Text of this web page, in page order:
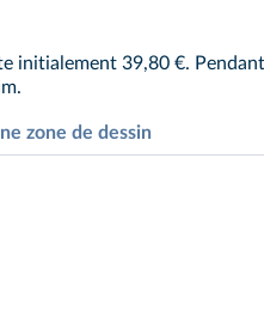
initialement 39,80 €.
zone de dessin